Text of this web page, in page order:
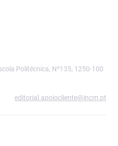
Politécnica, Nº135, 1250-100
editorial.apoiocliente@incm.pt